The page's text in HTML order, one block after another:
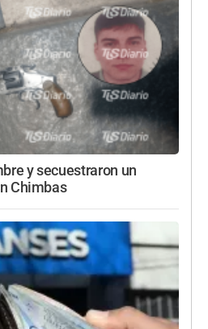
y secuestraron un
Chimbas